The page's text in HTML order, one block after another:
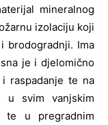
mineralnog
izolaciju koji
brodogradnji. Ima
je i djelomično
raspadanje te na
u svim vanjskim
te u pregradnim